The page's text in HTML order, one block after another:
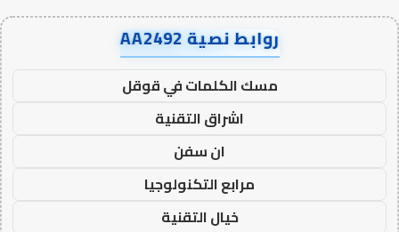
روابط نصية AA2492
مسك الكلمات في قوقل
اشراق التقنية
ان سفن
مرابع التكنولوجيا
خيال التقنية